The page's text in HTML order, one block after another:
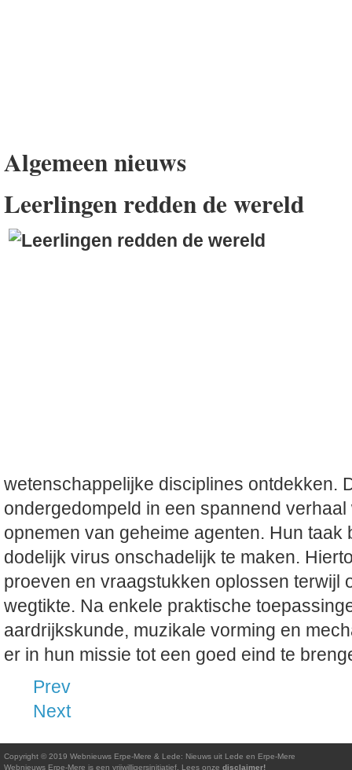
Algemeen nieuws
Leerlingen redden de wereld
wetenschappelijke disciplines ontdekken.
ondergedompeld in een spannend
opnemen van geheime agenten. Hun taak
dodelijk virus onschadelijk te maken.
proeven en vraagstukken oplossen terwijl
wegtikte. Na enkele praktische
aardrijkskunde, muzikale vorming en
er in hun missie tot een goed eind te
Prev
Next
Copyright © 2019 Webnieuws Erpe-Mere & Lede: Nieuws uit Lede en Erpe-Mere
Webnieuws Erpe-Mere is een vrijwilligersinitiatief. Lees onze disclaimer!